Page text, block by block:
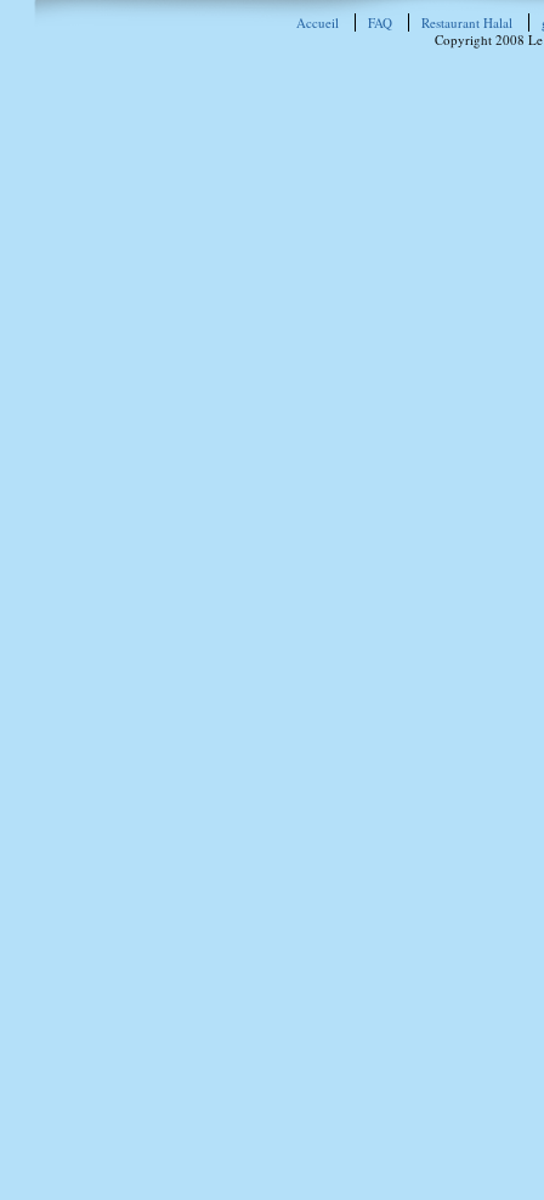
Accueil FAQ Restaurant Halal
Copyright 2008